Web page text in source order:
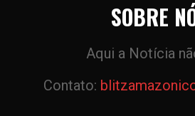
SOBRE
Aqui a Notícia
Contato: